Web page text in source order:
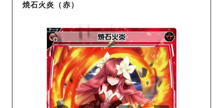
焼石火炎（赤）